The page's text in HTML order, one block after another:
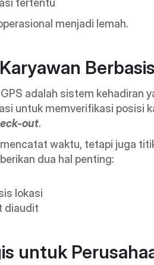
tertentu
menjadi lemah.
adalah sistem kehadiran
untuk memverifikasi posisi
out.
waktu, tetapi juga
dua hal penting:
lokasi
diaudit
untuk